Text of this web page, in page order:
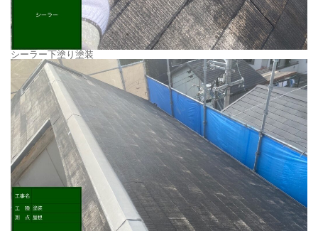
シーラー下塗り塗装